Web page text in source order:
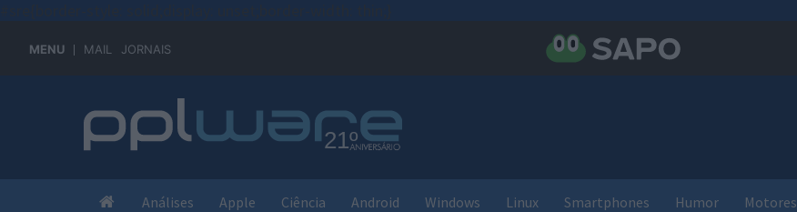
MENU MAIL JORNAIS
Análises Apple Ciência Android Windows Linux Smartphones Humor Motores